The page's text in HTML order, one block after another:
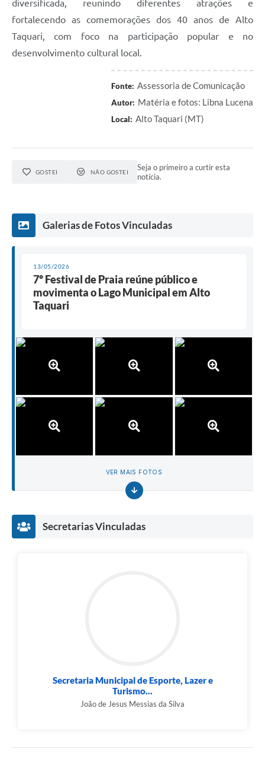
diversificada, reunindo diferentes atrações e
fortalecendo as comemorações dos 40 anos de Alto
Taquari, com foco na participação popular e no
desenvolvimento cultural local.
Fonte: Assessoria de Comunicação
Autor: Matéria e fotos: Libna Lucena
Local: Alto Taquari (MT)
GOSTEI NÃO GOSTEI
Seja o primeiro a curtir esta
notícia.
Galerias de Fotos Vinculadas
13/05/2026
7º Festival de Praia reúne público e
movimenta o Lago Municipal em Alto
Taquari
VER MAIS FOTOS
Secretarias Vinculadas
Secretaria Municipal de Esporte, Lazer e
Turismo...
João de Jesus Messias da Silva